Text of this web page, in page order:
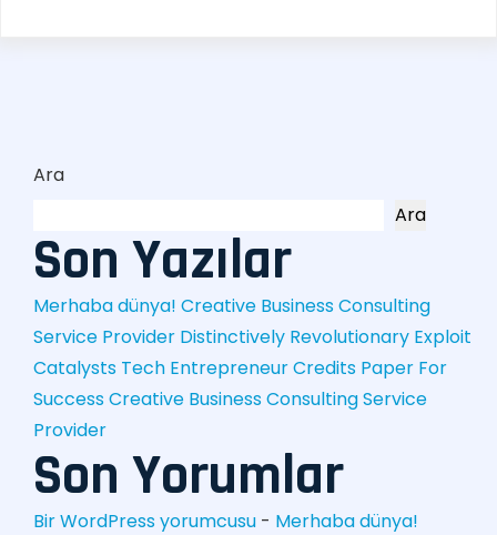
Ara
Ara
Son Yazılar
Merhaba dünya! Creative Business Consulting
Service Provider Distinctively Revolutionary Exploit
Catalysts Tech Entrepreneur Credits Paper For
SuccessCreative Business Consulting Service
Provider
Son Yorumlar
Bir WordPress yorumcusu - Merhaba dünya!